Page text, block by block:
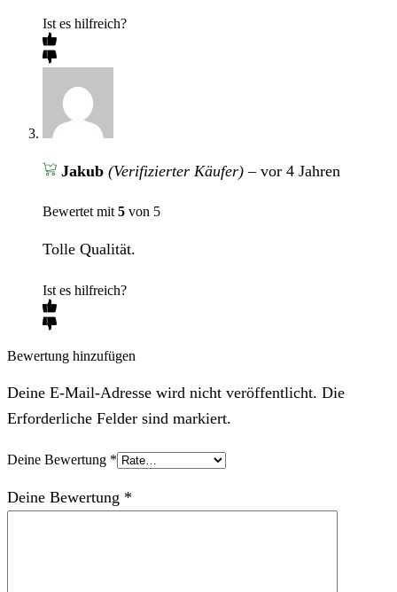
Ist es hilfreich?
Jakub (Verifizierter Käufer) – vor 4 Jahren
Bewertet mit5 von 5
Tolle Qualität.
Ist es hilfreich?
Bewertung hinzufügen
Deine E-Mail-Adresse wird nicht veröffentlicht. Die
Erforderliche Felder sind markiert.
Deine Bewertung *
Deine Bewertung *